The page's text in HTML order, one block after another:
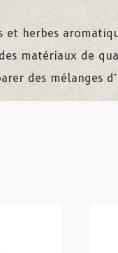
et herbes
matériaux de
des mélanges